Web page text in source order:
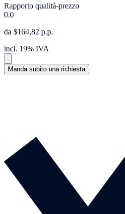
Rapporto qualità-prezzo
0.0
da $164,82 p.p.
incl. 19% IVA
Manda subito una richiesta